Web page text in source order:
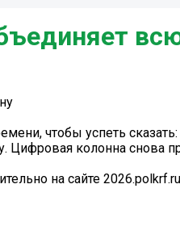
чтобы успеть
Цифровая колонна снова
на сайте